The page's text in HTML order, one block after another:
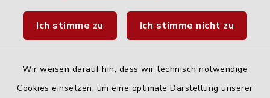
Ich stimme zu Ich stimme nicht zu
Wir weisen darauf hin, dass wir technisch notwendige
Cookies einsetzen, um eine optimale Darstellung unserer
Fahrplanauskunft DING